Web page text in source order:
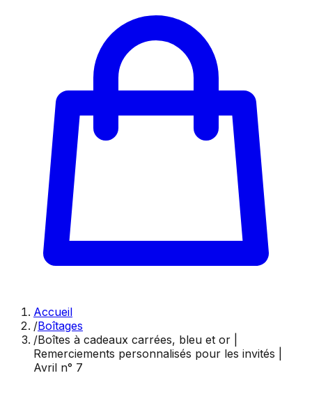
Accueil
/Boîtages
/Boîtes à cadeaux carrées, bleu et or |
Remerciements personnalisés pour les invités |
Avril n° 7